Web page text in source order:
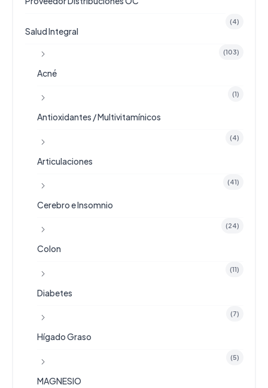
(4)
Salud Integral
(103)
Acné
(1)
Antioxidantes / Multivitamínicos
(4)
Articulaciones
(41)
Cerebro e Insomnio
(24)
Colon
(11)
Diabetes
(7)
Hígado Graso
(5)
MAGNESIO